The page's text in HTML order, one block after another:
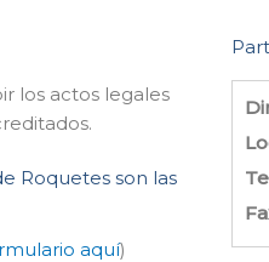
los actos legales
Roquetes son las
aquí)